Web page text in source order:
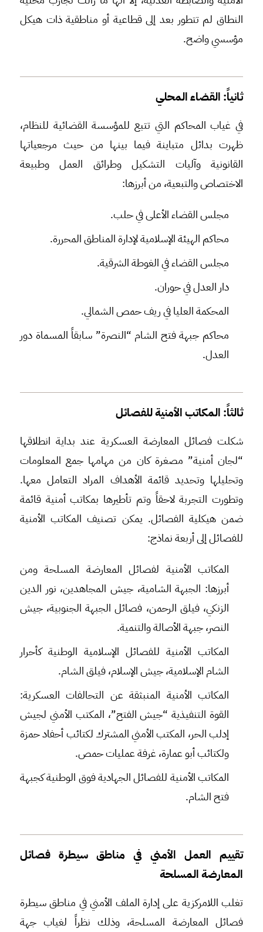
النطاق لم تتطور بعد إلى قطاعية أو مناطقية ذات هيكل
مؤسسي واضح.
ثانياً: القضاء المحلي
في غياب المحاكم التي تتبع للمؤسسة القضائية للنظام،
ظهرت بدائل متباينة فيما بينها من حيث مرجعياتها
القانونية وآليات التشكيل وطرائق العمل وطبيعة
الاختصاص والتبعية، من أبرزها:
مجلس القضاء الأعلى في حلب.
محاكم الهيئة الإسلامية لإدارة المناطق المحررة.
مجلس القضاء في الغوطة الشرقية.
دار العدل في حوران.
المحكمة العليا في ريف حمص الشمالي.
محاكم جبهة فتح الشام “النصرة” سابقاً المسماة دور
العدل.
ثالثاً: المكاتب الأمنية للفصائل
شكلت فصائل المعارضة العسكرية عند بداية انطلاقها
“لجان أمنية” مصغرة كان من مهامها جمع المعلومات
وتحليلها وتحديد قائمة الأهداف المراد التعامل معها.
وتطورت التجربة لاحقاً وتم تأطيرها بمكاتب أمنية قائمة
ضمن هيكلية الفصائل. يمكن تصنيف المكاتب الأمنية
للفصائل إلى أربعة نماذج:
المكاتب الأمنية لفصائل المعارضة المسلحة ومن
أبرزها: الجبهة الشامية، جيش المجاهدين، نور الدين
الزنكي، فيلق الرحمن، فصائل الجبهة الجنوبية، جيش
النصر، جبهة الأصالة والتنمية.
المكاتب الأمنية للفصائل الإسلامية الوطنية كأحرار
الشام الإسلامية، جيش الإسلام، فيلق الشام.
المكاتب الأمنية المنبثقة عن التحالفات العسكرية:
القوة التنفيذية “جيش الفتح”، المكتب الأمني لجيش
إدلب الحر، المكتب الأمني المشترك لكتائب أحفاد حمزة
ولكتائب أبو عمارة، غرفة عمليات حمص.
المكاتب الأمنية للفصائل الجهادية فوق الوطنية كجبهة
فتح الشام.
تقييم العمل الأمني في مناطق سيطرة فصائل
المعارضة المسلحة
تغلب اللامركزية على إدارة الملف الأمني في مناطق سيطرة
فصائل المعارضة المسلحة، وذلك نظراً لغياب جهة